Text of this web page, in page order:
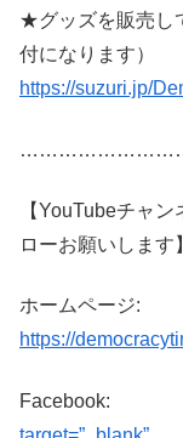
★グッズを販売し
付になります）
https://suzuri.jp/
【YouTubeチャ
ローお願いします】
ホームページ:
https://
Facebook: